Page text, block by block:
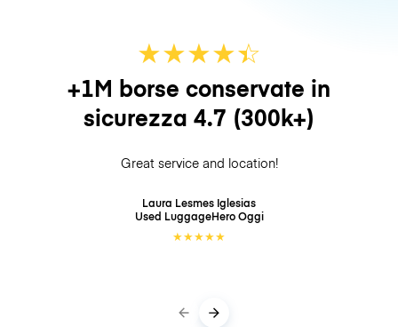
★★★★☆
★
+1M borse conservate in
sicurezza 4.7 (300k+)
Great service and location!
Laura Lesmes Iglesias
Used LuggageHeroOggi
★★★★★